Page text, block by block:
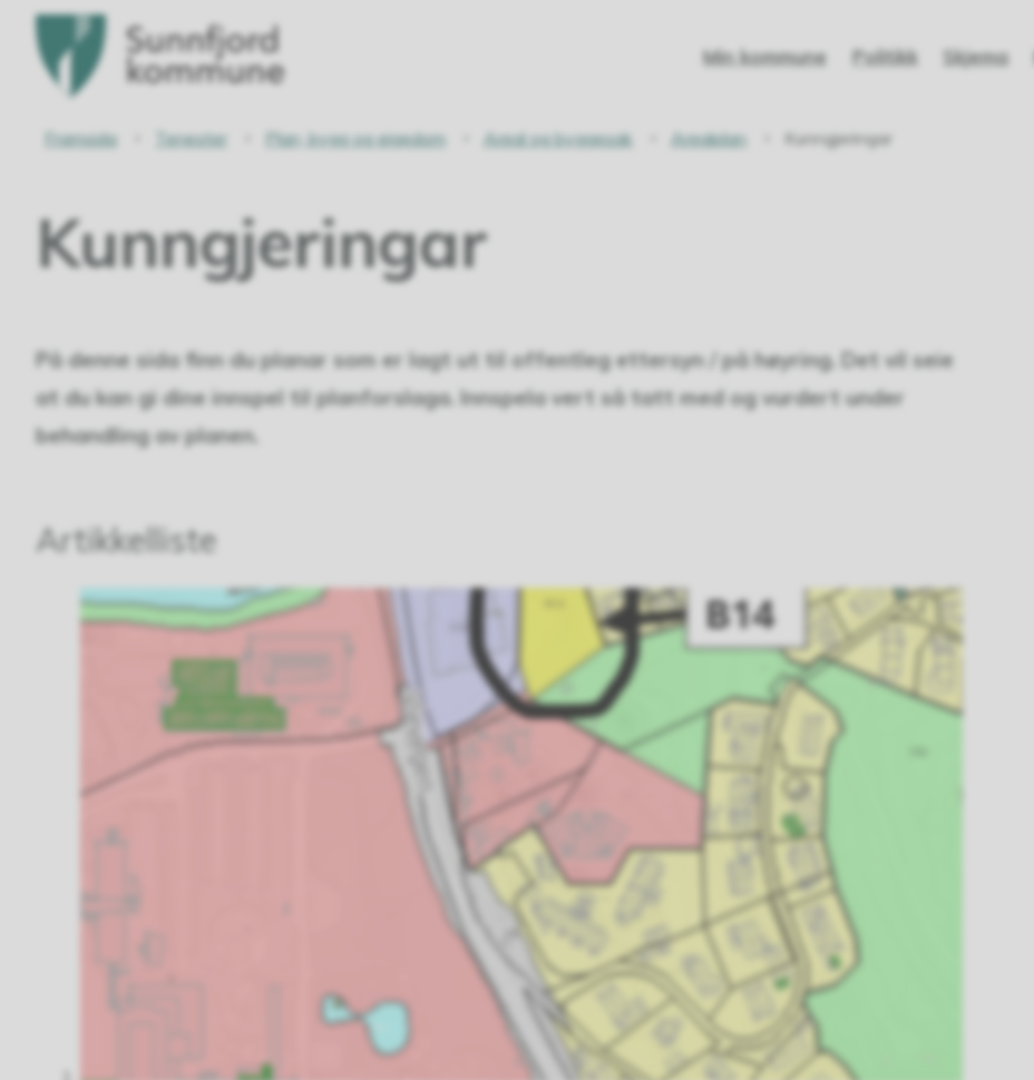
Sunnfjord
kommune
Min kommune Politikk Skjema
Du
her:
Framsida Tenester Plan, bygg og eigedom Areal og byggesak Arealplan Kunngjeringar
Kunngjeringar
På denne sida finn du planar som er lagt ut til offentleg ettersyn / på høyring. Det vil seie
at du kan gi dine innspel til planforslaga. Innspela vert så tatt med og vurdert under
behandling av planen.
Artikkelliste